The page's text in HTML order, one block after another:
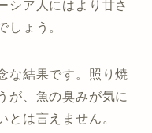
シア人にはより甘さ
しょう。
な結果です。照り焼
が、魚の臭みが気に
とは言えません。